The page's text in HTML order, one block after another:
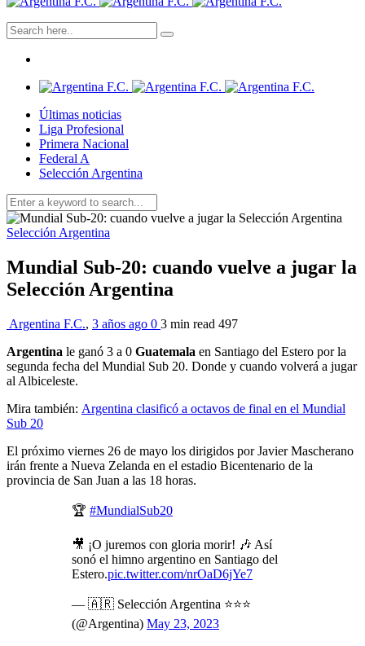
Últimas noticias
Liga Profesional
Primera Nacional
Federal A
Selección Argentina
Selección Argentina
Mundial Sub-20: cuando vuelve a jugar la
Selección Argentina
Argentina F.C., 3 años ago 0 3 min read 497
Argentina le ganó 3 a 0 Guatemala en Santiago del Estero por la
segunda fecha del Mundial Sub 20. Donde y cuando volverá a jugar
al Albiceleste.
Mira también: Argentina clasificó a octavos de final en el Mundial
Sub 20
El próximo viernes 26 de mayo los dirigidos por Javier Mascherano
irán frente a Nueva Zelanda en el estadio Bicentenario de la
provincia de San Juan a las 18 horas.
🏆 #MundialSub20
🎥 ¡O juremos con gloria morir! 🎶 Así
sonó el himno argentino en Santiago del
Estero.pic.twitter.com/nrOaD6jYe7
— 🇦🇷 Selección Argentina ⭐⭐⭐
(@Argentina) May 23, 2023